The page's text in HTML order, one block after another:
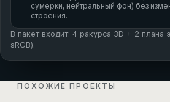
сумерки, нейтральный фон) без
строения.
В пакет входит: 4 ракурса 3D + 2 плана
sRGB).
ПОХОЖИЕ ПРОЕКТЫ